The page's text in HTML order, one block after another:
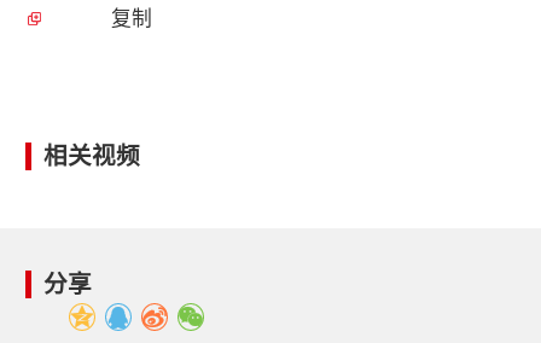
复制
相关视频
分享